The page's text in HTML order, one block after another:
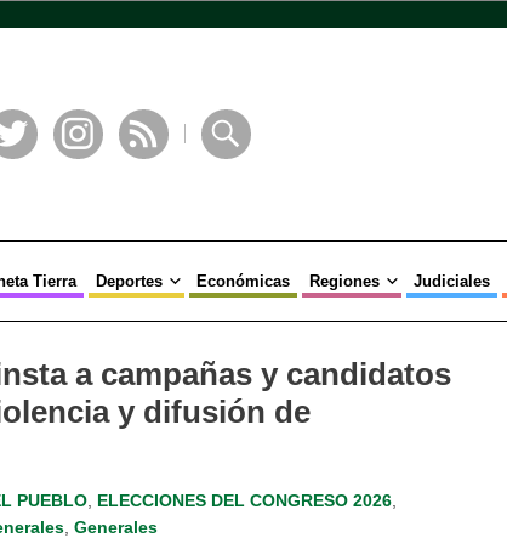
Tierra Deportes Económicas Regiones Judiciales
a campañas y candidatos
y difusión de
PUEBLO ELECCIONES DEL CONGRESO 2026
, Generales